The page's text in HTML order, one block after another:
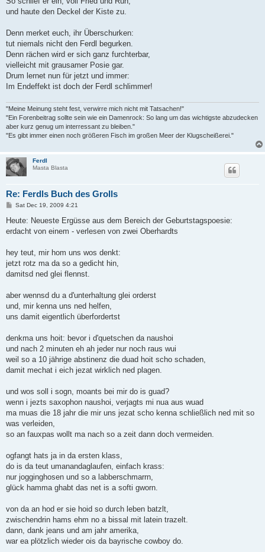
und haute den Deckel der Kiste zu.
Denn merket euch, ihr Überschurken:
tut niemals nicht den Ferdl begurken.
Denn rächen wird er sich ganz furchterbar,
vielleicht mit grausamer Posie gar.
Drum lernet nun für jetzt und immer:
Im Endeffekt ist doch der Ferdl schlimmer!
"Meine Meinung steht fest, verwirre mich nicht mit Tatsachen!"
"Ein Forenbeitrag sollte sein wie ein Damenrock: So lang um das wichtigste abzudecken
aber kurz genug um interressant zu bleiben."
"Es gibt immer einen noch größeren Fisch im großen Meer der Klugscheißerei."
Ferdl
Masta Blasta
Re: Ferdls Buch des Grolls
P
s
Sat Dec 19, 2009 4:21
Heute: Neueste Ergüsse aus dem Bereich der Geburtstagspoesie:
erdacht von einem - verlesen von zwei Oberhardts
hey teut, mir hom uns wos denkt:
jetzt rotz ma da so a gedicht hin,
damitsd ned glei flennst.
aber wennsd du a d'unterhaltung glei orderst
und, mir kenna uns ned helfen,
uns damit eigentlich überfordertst
denkma uns hoit: bevor i d'quetschen da naushoi
und nach 2 minuten eh ah jeder nur noch raus wui
weil so a 10 jährige abstinenz die duad hoit scho schaden,
damit mechat i eich jezat wirklich ned plagen.
und wos soll i sogn, moants bei mir do is guad?
wenn i jezts saxophon naushoi, verjagts mi nua aus wuad
ma muas die 18 jahr die mir uns jezat scho kenna schließlich ned mit so
was verleiden,
so an fauxpas wollt ma nach so a zeit dann doch vermeiden.
ogfangt hats ja in da ersten klass,
do is da teut umanandaglaufen, einfach krass:
nur jogginghosen und so a labberschmarrn,
glück hamma ghabt das net is a softi gworn.
von da an hod er sie hoid so durch leben batzlt,
zwischendrin hams ehm no a bissal mit latein trazelt.
dann, dank jeans und am jahr amerika,
war ea plötzlich wieder ois da bayrische cowboy do.